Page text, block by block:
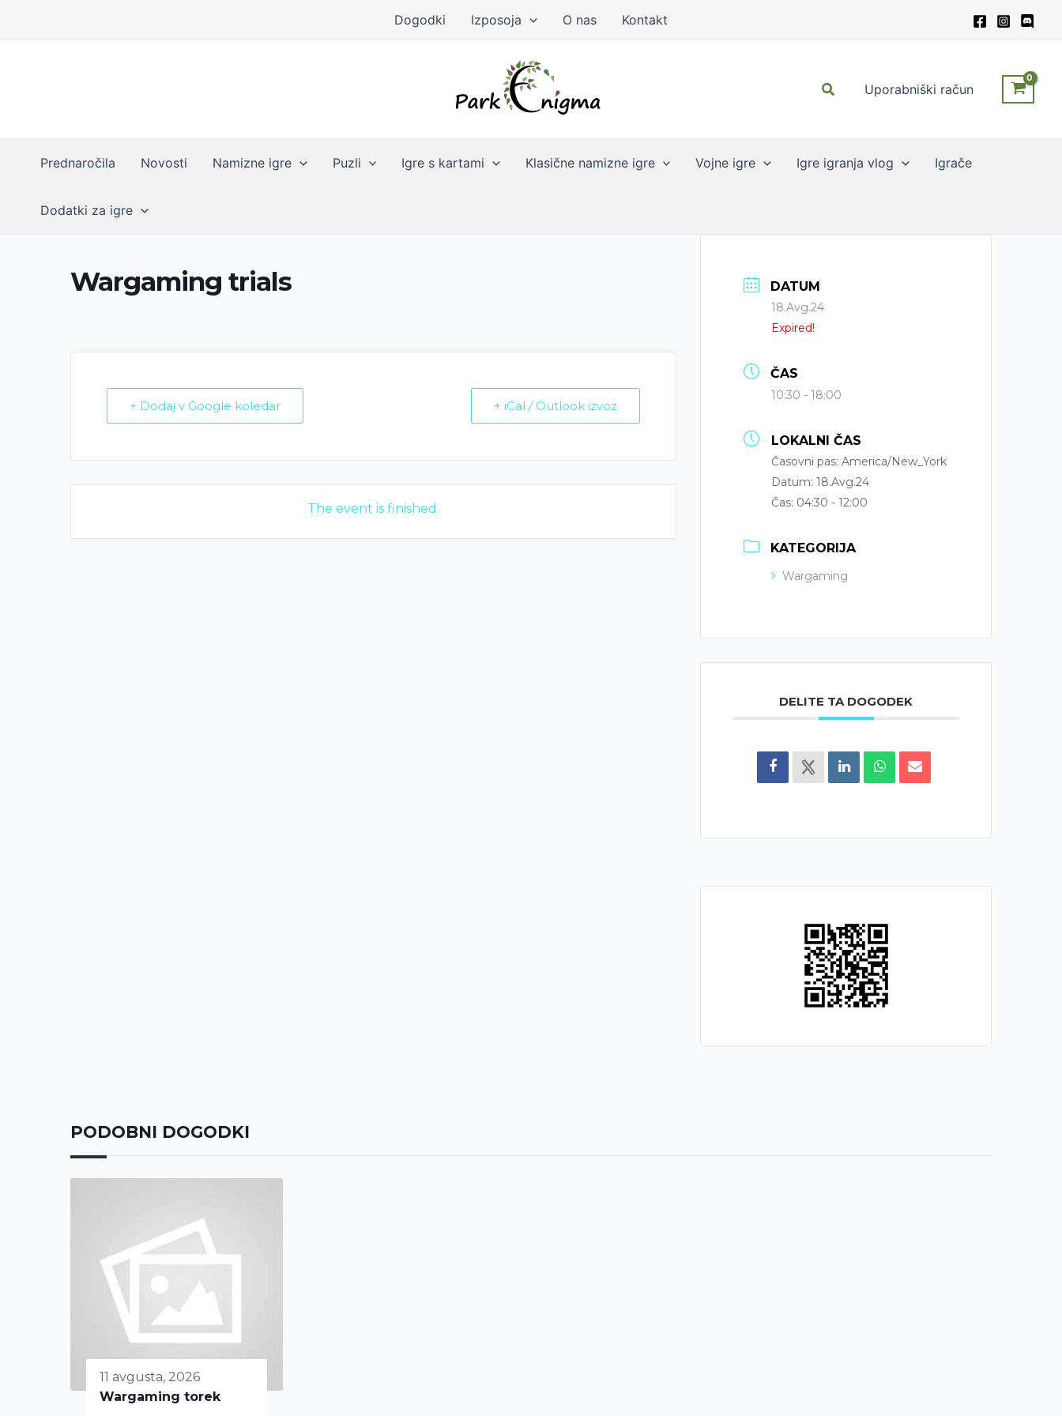
Dogodki Izposoja O nas Kontakt
SearchUporabniški račun
Prednaročila Novosti Namizne igre Puzli Igre s kartami Klasične namizne igre Vojne igre Igre igranja vlog Igrače
Dodatki za igre
Wargaming trials
+ Dodaj v Google koledar + iCal / Outlook izvoz
The event is finished.
DATUM
18.Avg.24
Expired!
ČAS
10:30 - 18:00
LOKALNI ČAS
Časovni pas:America/New_York
Datum:18.Avg.24
Čas: 04:30 - 12:00
KATEGORIJA
Wargaming
DELITE TA DOGODEK
PODOBNI DOGODKI
11 avgusta, 2026
Wargaming torek